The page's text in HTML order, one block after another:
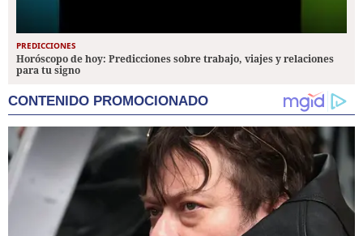
PREDICCIONES
Horóscopo de hoy: Predicciones sobre trabajo, viajes y relaciones
para tu signo
CONTENIDO PROMOCIONADO